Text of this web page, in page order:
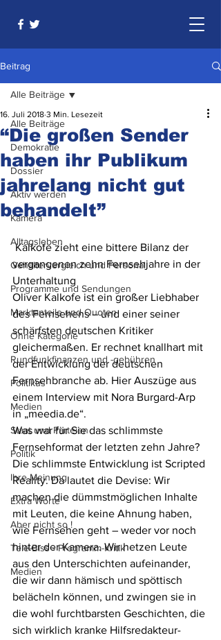
Beitrag
Alle Beiträge
Demokratie
Dossier
Aktiv werden
Kamera
Alltagsleben
Gehältervergleich und Personal
Programme und Sendungen
Marktanteile und Quoten
Ohne Kategorie
Rundfunkfinanzen und -gebühren
Politikus
Medien
Staat und Parteien
Politik
Ihre Meinung
Extra Worte
Aber nicht so !
Tele-Biss - Programm-Kritik
Medien
Alle Beiträge
“Die großen Sender
haben ihr Publikum
jahrelang nicht gut
behandelt”
16. Juli 2018 3 Min. Lesezeit
Kalkofe zieht eine bittere Bilanz der
vergangenen zehn Fernsehjahre in der
Unterhaltung
Oliver Kalkofe ist ein großer Liebhaber
des Fernsehens – und einer seiner
schärfsten deutschen Kritiker
gleichermaßen. Er rechnet knallhart mit
der Entwicklung der deutschen
Fernsehbranche ab. Hier Auszüge aus
einem Interview mit Nora Burgard-Arp
in „meedia.de“.
Was war für Sie das schlimmste
Fernsehformat der letzten zehn Jahre?
Die schlimmste Entwicklung ist Scripted
Reality. Da lautet die Devise: Wir
machen die dümmstmöglichen Inhalte
mit Leuten, die keine Ahnung haben,
wie Fernsehen geht – weder vor noch
hinter der Kamera. Wir hetzen Leute
aus den Unterschichten aufeinander,
die wir dann hämisch und spöttisch
belächeln können, und zwingen sie in
die wohl furchtbarsten Geschichten, die
sich wirklich kranke Hilfsredakteur-